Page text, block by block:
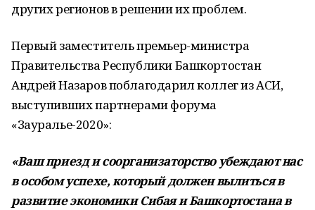
других регионов в решении их проблем.
Первый заместитель премьер-министра
Правительства Республики Башкортостан
Андрей Назаров поблагодарил коллег из АСИ,
выступивших партнерами форума
«Зауралье-2020»:
«Ваш приезд и соорганизаторство убеждают нас
в особом успехе, который должен вылиться в
развитие экономики Сибая и Башкортостана в